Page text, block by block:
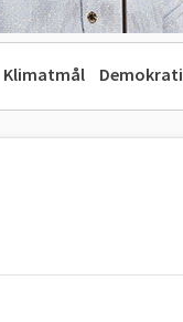
Klimatmål Demokrati